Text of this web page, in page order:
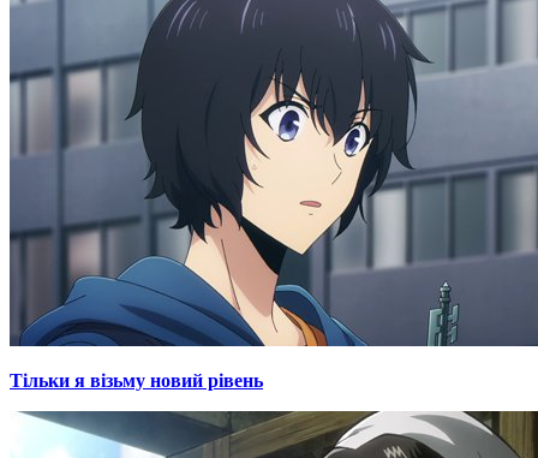
Тільки я візьму новий рівень